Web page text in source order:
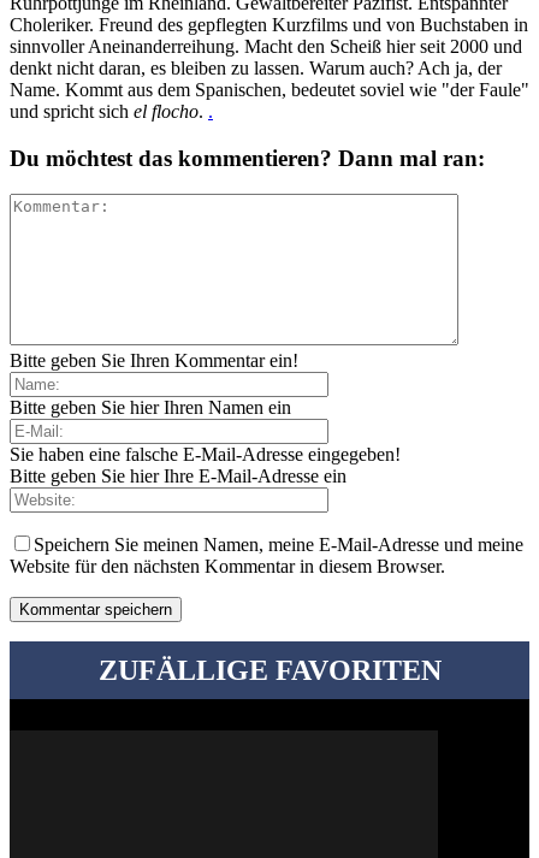
Choleriker. Freund des gepflegten Kurzfilms und von Buchstaben in
sinnvoller Aneinanderreihung. Macht den Scheiß hier seit 2000 und
denkt nicht daran, es bleiben zu lassen. Warum auch? Ach ja, der
Name. Kommt aus dem Spanischen, bedeutet soviel wie "der Faule"
und spricht sich el flocho. .
Du möchtest das kommentieren? Dann mal ran:
Bitte geben Sie Ihren Kommentar ein!
Bitte geben Sie hier Ihren Namen ein
Sie haben eine falsche E-Mail-Adresse eingegeben!
Bitte geben Sie hier Ihre E-Mail-Adresse ein
Speichern Sie meinen Namen, meine E-Mail-Adresse und meine
Website für den nächsten Kommentar in diesem Browser.
ZUFÄLLIGE FAVORITEN